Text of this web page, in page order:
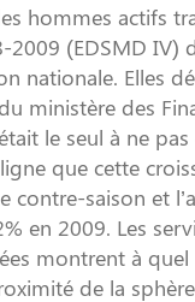
hommes actifs
(EDSMD IV)
nationale. Elles
ministère des
le seul à ne
que cette
saison et
en 2009. Les
montrent à
de la